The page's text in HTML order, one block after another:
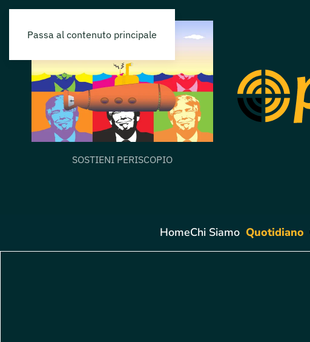
Passa al contenuto principale
SOSTIENI PERISCOPIO
HomeChi Siamo Quotidiano